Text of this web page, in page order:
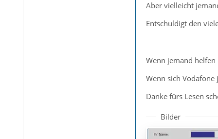
Aber vielleicht
Entschuldigt den
Wenn jemand
Wenn sich
Danke fürs Lesen
Bilder